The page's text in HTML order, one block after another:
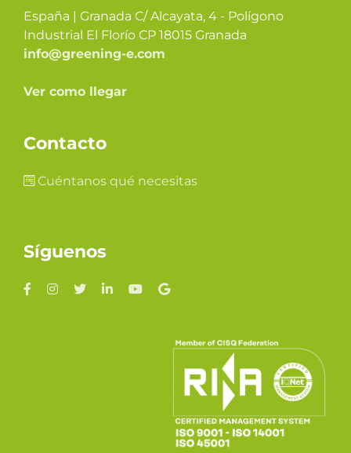
España | Granada C/ Alcayata, 4 - Polígono
Industrial El Florío CP 18015 Granada
info@greening-e.com
Ver como llegar
Contacto
Cuéntanos qué necesitas
Síguenos